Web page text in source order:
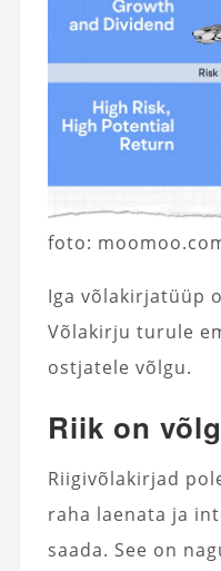
foto:
Iga võlakirjatüüp
Võlakirju turule
ostjatele võlgu.
Riik on
Riigivõlakirjad
raha laenata ja
saada. See on